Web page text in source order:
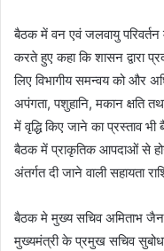
बैठक में वन एवं जलवायु परिवर्तन
करते हुए कहा कि शासन द्वारा
लिए विभागीय समन्वय को और
अपंगता, पशुहानि, मकान क्षति
में वृद्धि किए जाने का प्रस्ताव
बैठक में प्राकृतिक आपदाओं से
अंतर्गत दी जाने वाली सहायता
बैठक मे मुख्य सचिव अमिताभ
मुख्यमंत्री के प्रमुख सचिव